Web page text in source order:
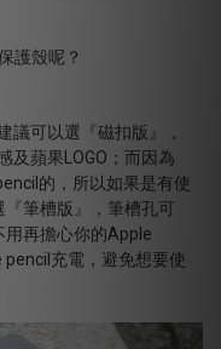
護殼呢？
議可以選『磁扣版』，
及蘋果LOGO；而因為
的，所以如果是有使
筆槽版』，筆槽孔可
用再擔心你的Apple
充電，避免想要使